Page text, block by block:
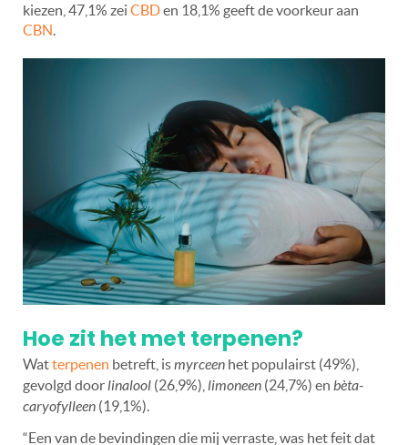
kiezen, 47,1% zei CBDen 18,1% geeft de voorkeur aan
CBN.
Hoe zit het met terpenen?
Watterpenen betreft, ismyrceen het populairst (49%),
gevolgd door linalool (26,9%), limoneen (24,7%) en bèta-
caryofylleen (19,1%).
“Een van de bevindingen die mij verraste, was het feit dat